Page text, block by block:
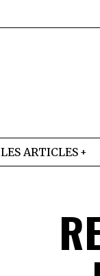
LES ARTICLES